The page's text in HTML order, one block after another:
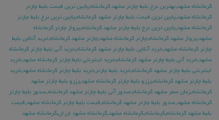
کرمانشاه مشهد,بهترین نرخ بلیط چارتر مشهد کرمانشاه,پایین ترین قیمت بلیط چارتر
کرمانشاه مشهد,پایین ترین قیمت بلیط چارتر مشهد کرمانشاه,پایین ترین نرخ بلیط چارتر
کرمانشاه مشهد,پایین ترین نرخ بلیط چارتر مشهد کرمانشاه,پرواز چارتر کرمانشاه
مشهد,پرواز مشهد کرمانشاه,چارتر کرمانشاه مشهد,چارتر مشهد کرمانشاه,خرید آنلاین بلیط
چارتر کرمانشاه مشهد,خرید آنلاین بلیط چارتر مشهد کرمانشاه,خرید آنی بلیط چارتر کرمانشاه
مشهد,خرید آنی بلیط چارتر مشهد کرمانشاه,خرید اینترنتی بلیط چارتر کرمانشاه مشهد,خرید
اینترنتی بلیط چارتر مشهد کرمانشاه,خرید بلیط چارتر ,خرید بلیط چارتر کرمانشاه مشهد,خرید
بلیط چارتر مشهد کرمانشاه,رزرو بلیط چارتر کرمانشاه مشهد,رزرو بلیط چارتر مشهد
کرمانشاه,زمان سفر مشهد کرمانشاه,صدور آنی بلیط چارتر مشهد کرمانشاه,صدور بلیط چارتر
کرمانشاه مشهد,صدور بلیط چارتر مشهد کرمانشاه,قیمت بلیط چارتر کرمانشاه مشهد,قیمت
بلیط مشهد کرمانشاه,کرمانشاه,کرمانشاه مشهد,کرمانشاه مشهد ارزان,کرمانشاه مشهد